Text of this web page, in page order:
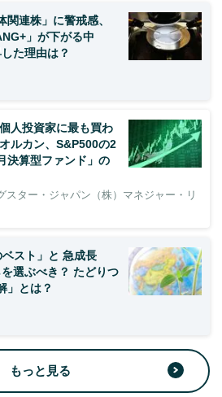
連株」に警戒感、
」が下がる中
た理由は？
人投資家に最も買わ
ルカン、S&P500の2
決算型ファンド」の
スター・ジャパン（株）マネジャー・リ
スト」と 急成長
を選ぶべき？ たどりつ
」とは？
もっと見る